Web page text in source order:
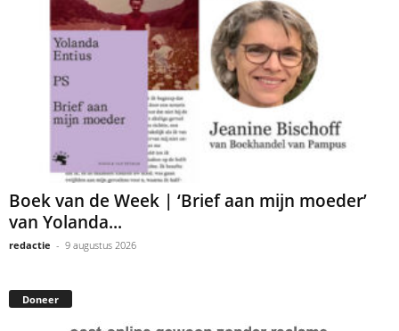
Boek van de Week | ‘Brief aan mijn moeder’
van Yolanda...
redactie - 9 augustus 2026
Doneer